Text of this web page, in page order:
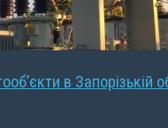
в Запорізькій